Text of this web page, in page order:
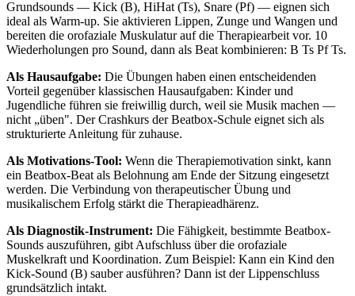
Grundsounds — Kick (B), HiHat (Ts), Snare (Pf) — eignen sich
ideal als Warm-up. Sie aktivieren Lippen, Zunge und Wangen und
bereiten die orofaziale Muskulatur auf die Therapiearbeit vor. 10
Wiederholungen pro Sound, dann als Beat kombinieren: B Ts Pf Ts.
Als Hausaufgabe: Die Übungen haben einen entscheidenden
Vorteil gegenüber klassischen Hausaufgaben: Kinder und
Jugendliche führen sie freiwillig durch, weil sie Musik machen —
nicht „üben". Der Crashkurs der Beatbox-Schule eignet sich als
strukturierte Anleitung für zuhause.
Als Motivations-Tool: Wenn die Therapiemotivation sinkt, kann
ein Beatbox-Beat als Belohnung am Ende der Sitzung eingesetzt
werden. Die Verbindung von therapeutischer Übung und
musikalischem Erfolg stärkt die Therapieadhärenz.
Als Diagnostik-Instrument: Die Fähigkeit, bestimmte Beatbox-
Sounds auszuführen, gibt Aufschluss über die orofaziale
Muskelkraft und Koordination. Zum Beispiel: Kann ein Kind den
Kick-Sound (B) sauber ausführen? Dann ist der Lippenschluss
grundsätzlich intakt.